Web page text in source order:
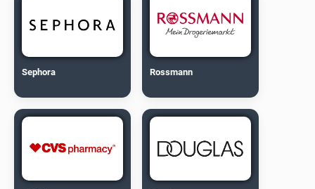
Sephora Rossmann